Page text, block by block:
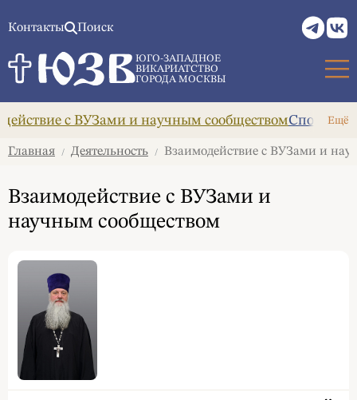
Контакты Поиск
ЮГО-ЗАПАДНОЕ
ВИКАРИАТСТВО
ГОРОДА МОСКВЫ
Ещё
с ВУЗами и научным сообществом
Главная / Деятельность / Взаимодействие с ВУЗами и
Взаимодействие с ВУЗами и
научным сообществом